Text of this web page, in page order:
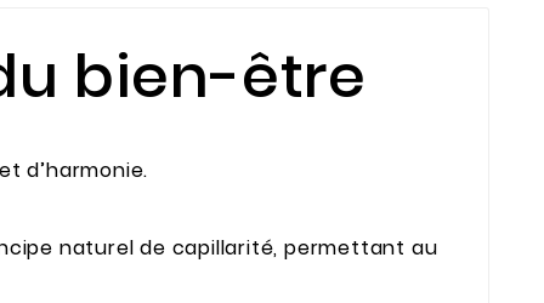
bien-être
d’harmonie.
naturel de capillarité, permettant au